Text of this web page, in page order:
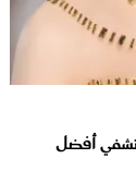
أفضل